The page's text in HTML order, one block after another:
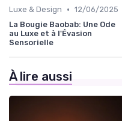
Luxe & Design • 12/06/2025
La Bougie Baobab: Une Ode
au Luxe et à l'Évasion
Sensorielle
À lire aussi